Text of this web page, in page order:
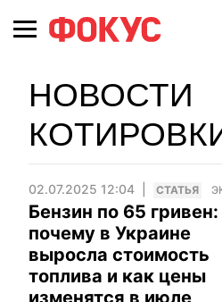
НОВОСТИ
02.07.2025 12:04 CТАТЬЯ
Бензин по 65 гривен:
почему в Украине
выросла стоимость
топлива и как цены
изменятся в июле